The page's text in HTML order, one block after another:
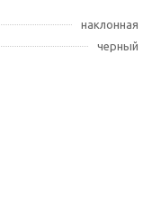
наклонная
черный